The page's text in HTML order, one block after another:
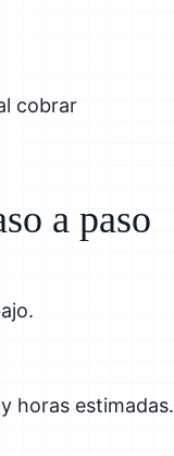
cobrar
a paso
horas estimadas.